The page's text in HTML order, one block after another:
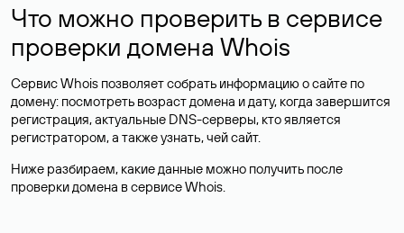
Что можно проверить в сервисе
проверки домена Whois
Сервис Whois позволяет собрать информацию о сайте по
домену: посмотреть возраст домена и дату, когда завершится
регистрация, актуальные DNS-серверы, кто является
регистратором, а также узнать, чей сайт.
Ниже разбираем, какие данные можно получить после
проверки домена в сервисе Whois.